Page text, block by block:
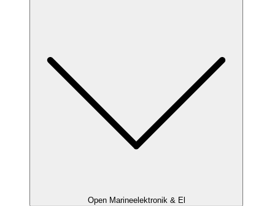
Open Marineelektronik & El